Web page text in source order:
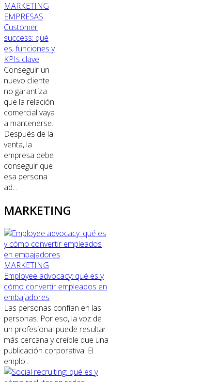
MARKETING
EMPRESAS
Customer
success: qué
es, funciones y
KPIs clave
Conseguir un
nuevo cliente
no garantiza
que la relación
comercial vaya
a mantenerse.
Después de la
venta, la
empresa debe
conseguir que
esa persona
ad...
MARKETING
MARKETING
Employee advocacy: qué es y
cómo convertir empleados en
embajadores
Las personas confían en las
personas. Por eso, la voz de
un profesional puede resultar
más cercana y creíble que una
publicación corporativa. El
emplo...